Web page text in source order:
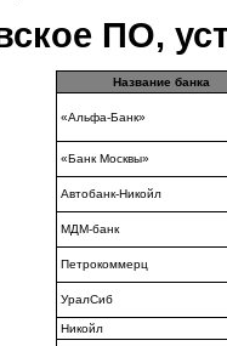
ПО,
Название банка
«Альфа-Банк»
«Банк Москвы»
Автобанк-Никойл
МДМ-банк
Петрокоммерц
УралСиб
Никойл